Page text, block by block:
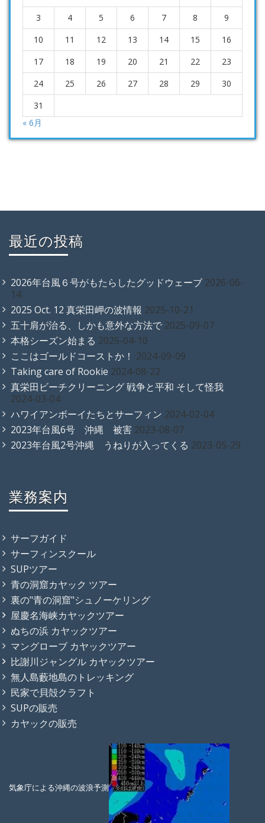
3
4 5 6 7 8
9
10
11 12 13 14 15
16
17
18 19 20 21 22
23
24
25 26 27 28 29
30
31
« 6月
最近の投稿
2026年台風６号がもたらしたグッドウェーブ 2026-06-
14
2025 Oct. 12 真栄田岬の波情報 2025-10-21
五十肩が治る、しかも意外な方法で 2025-09-07
本格シーズン始まる 2025-04-10
ここはゴールドコーストか！ 2024-09-09
Taking care of Rookie 2024-08-22
真栄田ビーチクリーニング 戦争と平和 そして怪我
2024-03-04
ハワイアンボーイたちとサーフィン 2024-02-04
2023年台風6号 沖縄 被害 2023-08-07
2023年台風2号沖縄 うねりが入ってくる 2023-05-29
業務案内
サーフガイド
サーフィンスクール
SUPツアー
青の洞窟カヤック ツアー
裏の"青の洞窟"シュノーケリング
屋慶名海峡カヤックツアー
ぬちの浜 カヤックツアー
マングローブ カヤックツアー
比謝川ジャングル カヤックツアー
無人島藪地島のトレッキング
民家で貝殻クラフト
SUPの販売
カヤックの販売
気象庁による沖縄の波浪予測